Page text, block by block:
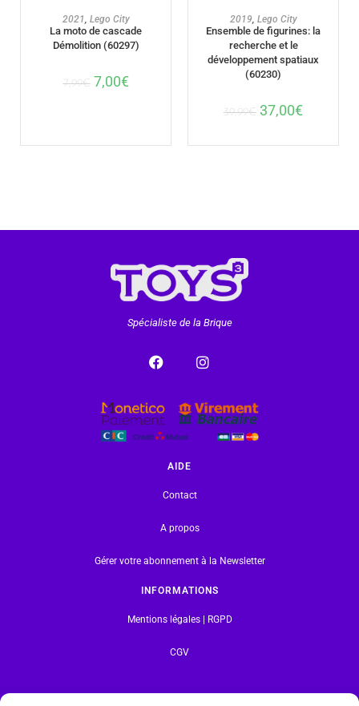
AJOUTER AU PANIER
2021 Lego City
La moto de cascade
Démolition (60297)
7,99€ 7,00€
AJOUTER AU PANIER
2019, Lego City
Ensemble de figurines: la
recherche et le
développement spatiaux
(60230)
39,99€ 37,00€
Spécialiste de la Brique
AIDE
Contact
A propos
Gérer votre abonnement à la Newsletter
INFORMATIONS
Mentions légales | RGPD
CGV